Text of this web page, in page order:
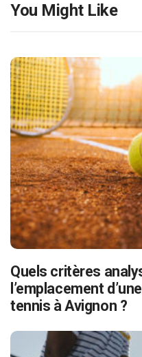
You Might Like
Quels critères
l’emplacement
tennis à Avignon ?